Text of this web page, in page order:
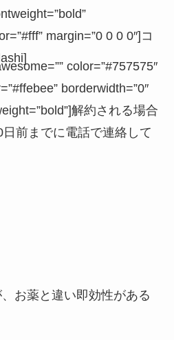
margin=”0 0 0 0″]コ
color=”#757575″
borderwidth=”0″
解約される場合
前までに電話で連絡して
お薬と違い即効性がある